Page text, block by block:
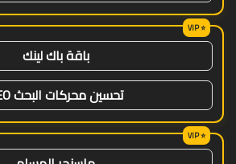
باقة باك لينك
تحسين محركات البحث SEO